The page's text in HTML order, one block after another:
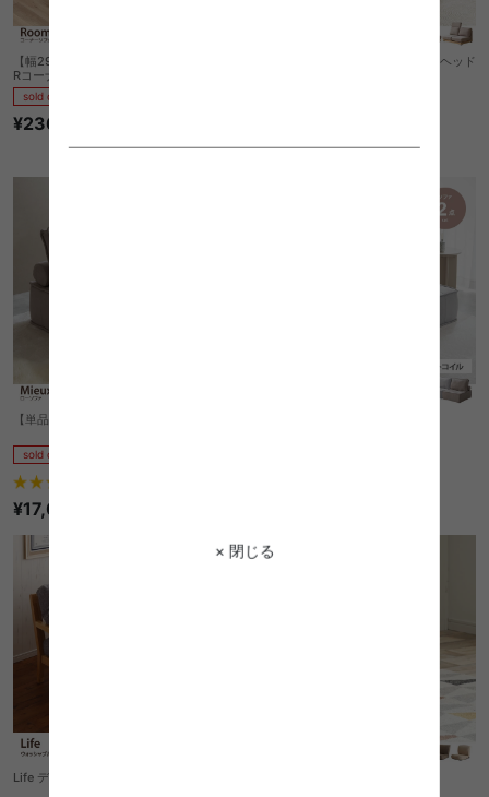
× 閉じる
【幅293cm】Room2 コーナーソファー
Rコーナータイプ
sold out
¥236,710
【幅108cm】Mellow オットマン・ヘッド
¥29,999
【単品】Mieux 1人掛けローソファ
sold out
¥17,099
Life デニム生地 二人掛けソファ